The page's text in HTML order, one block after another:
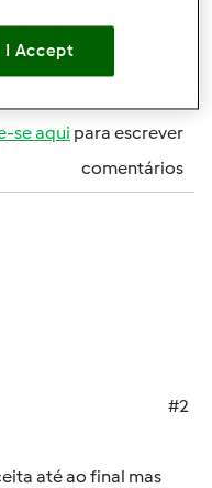
se aqui para escrever
comentários
#2
até ao final mas
I Accept